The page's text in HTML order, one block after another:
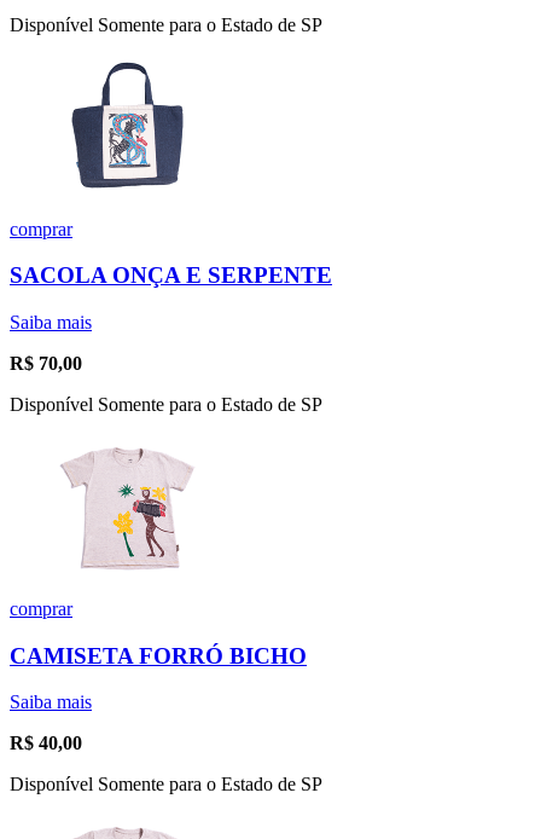
Disponível Somente para o Estado de SP
comprar
SACOLA ONÇA E SERPENTE
Saiba mais
R$ 70,00
Disponível Somente para o Estado de SP
comprar
CAMISETA FORRÓ BICHO
Saiba mais
R$ 40,00
Disponível Somente para o Estado de SP